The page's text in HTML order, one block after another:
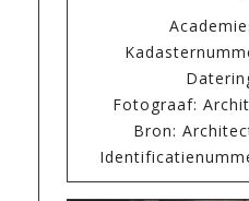
Fotograaf:
Bron: